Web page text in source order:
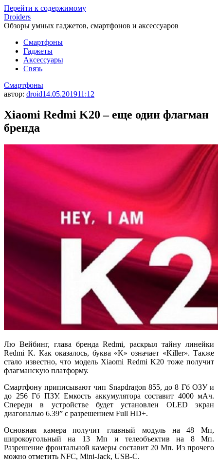
Перейти к содержимому
Droiders
Обзоры умных гаджетов, смартфонов и аксессуаров
Смартфоны
Гаджеты
Аксессуары
Связь
Смартфоны
автор: droid14.05.201911:12
Xiaomi Redmi K20 – еще один флагман
бренда
Лю Вейбинг, глава бренда Redmi, раскрыл тайну линейки
Redmi K. Как оказалось, буква «K» означает «Killer». Также
стало известно, что модель Xiaomi Redmi K20 тоже получит
флагманскую платформу.
Смартфону приписывают чип Snapdragon 855, до 8 Гб ОЗУ и
до 256 Гб ПЗУ. Емкость аккумулятора составит 4000 мАч.
Спереди в устройстве будет установлен OLED экран
диагональю 6.39” с разрешением Full HD+.
Основная камера получит главный модуль на 48 Мп,
широкоугольный на 13 Мп и телеобъектив на 8 Мп.
Разрешение фронтальной камеры составит 20 Мп. Из прочего
можно отметить NFC, Mini-Jack, USB-C.